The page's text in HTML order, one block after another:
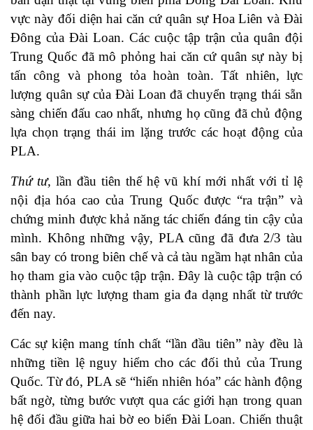
vực này đối diện hai căn cứ quân sự Hoa Liên và Đài
Đông của Đài Loan. Các cuộc tập trận của quân đội
Trung Quốc đã mô phỏng hai căn cứ quân sự này bị
tấn công và phong tỏa hoàn toàn. Tất nhiên, lực
lượng quân sự của Đài Loan đã chuyển trạng thái sẵn
sàng chiến đấu cao nhất, nhưng họ cũng đã chủ động
lựa chọn trạng thái im lặng trước các hoạt động của
PLA.
Thứ tư, lần đầu tiên thế hệ vũ khí mới nhất với tỉ lệ
nội địa hóa cao của Trung Quốc được “ra trận” và
chứng minh được khả năng tác chiến đáng tin cậy của
mình. Không những vậy, PLA cũng đã đưa 2/3 tàu
sân bay có trong biên chế và cả tàu ngầm hạt nhân của
họ tham gia vào cuộc tập trận. Đây là cuộc tập trận có
thành phần lực lượng tham gia đa dạng nhất từ trước
đến nay.
Các sự kiện mang tính chất “lần đầu tiên” này đều là
những tiền lệ nguy hiểm cho các đối thủ của Trung
Quốc. Từ đó, PLA sẽ “hiển nhiên hóa” các hành động
bất ngờ, từng bước vượt qua các giới hạn trong quan
hệ đối đầu giữa hai bờ eo biển Đài Loan. Chiến thuật